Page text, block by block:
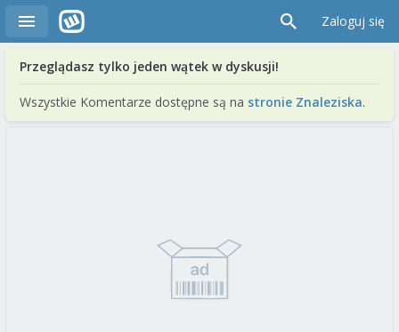
Zaloguj się
Przeglądasz tylko jeden wątek w dyskusji!
Wszystkie Komentarze dostępne są na stronie Znaleziska.